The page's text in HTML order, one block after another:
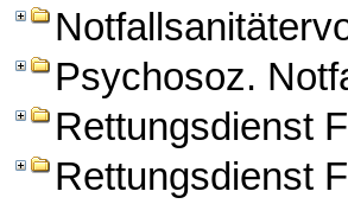
Psychosoz.
Rettungsdienst
Rettungsdienst